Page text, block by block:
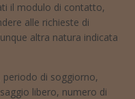
il modulo di contatto,
alle richieste di
altra natura indicata
periodo di soggiorno,
libero, numero di